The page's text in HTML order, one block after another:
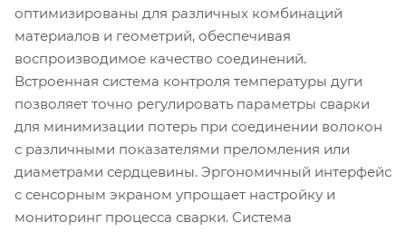
оптимизированы для различных комбинаций
материалов и геометрий, обеспечивая
воспроизводимое качество соединений.
Встроенная система контроля температуры дуги
позволяет точно регулировать параметры сварки
для минимизации потерь при соединении волокон
с различными показателями преломления или
диаметрами сердцевины. Эргономичный интерфейс
с сенсорным экраном упрощает настройку и
мониторинг процесса сварки. Система